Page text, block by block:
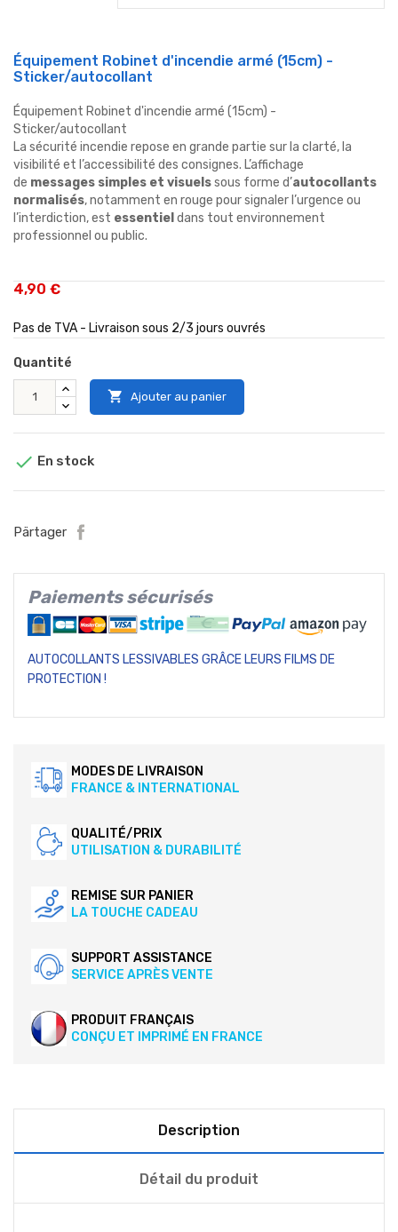
Équipement Robinet d'incendie armé (15cm) -
Sticker/autocollant
Équipement Robinet d'incendie armé (15cm) -
Sticker/autocollant
La sécurité incendie repose en grande partie sur la clarté, la
visibilité et l’accessibilité des consignes. L’affichage
de messages simples et visuelssous forme d’autocollants
normalisés, notamment en rouge pour signaler l’urgence ou
l’interdiction, est essentiel dans tout environnement
professionnel ou public.
4,90 €
Pas de TVA - Livraison sous 2/3 jours ouvrés
Quantité
 Ajouter au panier
 En stock
Pärtager
Paiements sécurisés
AUTOCOLLANTS LESSIVABLES GRÂCE LEURS FILMS DE
PROTECTION !
MODES DE LIVRAISON
FRANCE & INTERNATIONAL
QUALITÉ/PRIX
UTILISATION & DURABILITÉ
REMISE SUR PANIER
LA TOUCHE CADEAU
SUPPORT ASSISTANCE
SERVICE APRÈS VENTE
PRODUIT FRANÇAIS
CONÇU ET IMPRIMÉ EN FRANCE
Description
Détail du produit